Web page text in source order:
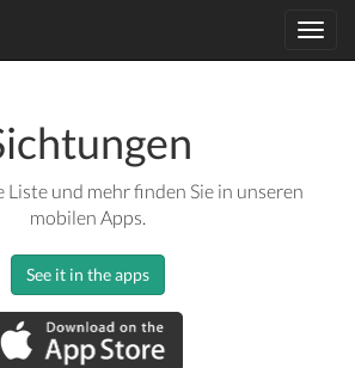
und mehr finden Sie in unseren
mobilen Apps.
See it in the apps